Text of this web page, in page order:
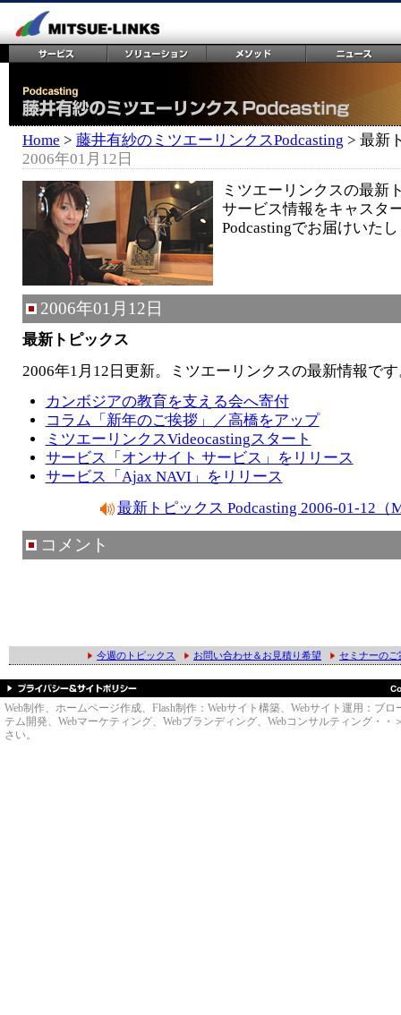
Home > 藤井有紗のミツエーリンクスPodcasting > 最新
2006年01月12日
ミツエーリンクスの最新
サービス情報をキャスタ
Podcastingでお届けいた
2006年01月12日
最新トピックス
2006年1月12日更新。ミツエーリンクスの最新情報で
カンボジアの教育を支える会へ寄付
コラム「新年のご挨拶」／高橋をアップ
ミツエーリンクスVideocastingスタート
サービス「オンサイト サービス」をリリース
サービス「Ajax NAVI」をリリース
最新トピックス Podcasting 2006-01-12（
コメント
今週のトピックス お問い合わせ＆お見積り希望 セミナーのご
Web制作、ホームページ作成、Flash制作：Webサイト構築、Webサイト運用：ブ
テム開発、Webマーケティング、Webブランディング、Webコンサルティング・
さい。